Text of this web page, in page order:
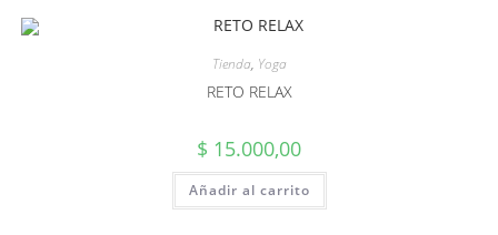
Tienda, Yoga
RETO RELAX
$ 15.000,00
Añadir al carrito